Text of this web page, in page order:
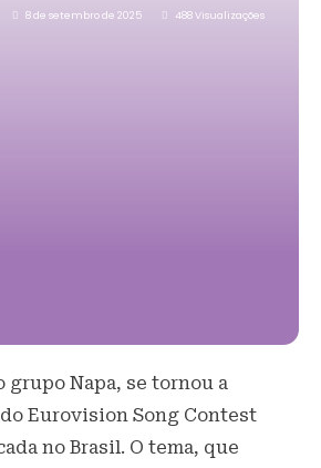
8 de setembro de 2025 488Visualizações
grupo Napa, se tornou a
Eurovision Song Contest
no Brasil. O tema, que